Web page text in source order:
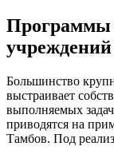
Программы
Большинство
выстраивает
выполняемых
приводятся на
Тамбов. Под